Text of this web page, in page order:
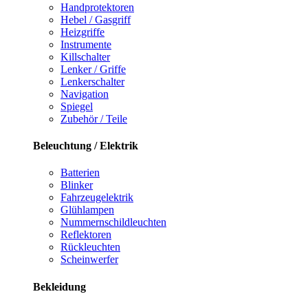
Handprotektoren
Hebel / Gasgriff
Heizgriffe
Instrumente
Killschalter
Lenker / Griffe
Lenkerschalter
Navigation
Spiegel
Zubehör / Teile
Beleuchtung / Elektrik
Batterien
Blinker
Fahrzeugelektrik
Glühlampen
Nummernschildleuchten
Reflektoren
Rückleuchten
Scheinwerfer
Bekleidung